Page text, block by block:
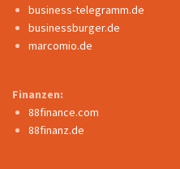
business-telegramm.de
businessburger.de
marcomio.de
Finanzen:
88finance.com
88finanz.de